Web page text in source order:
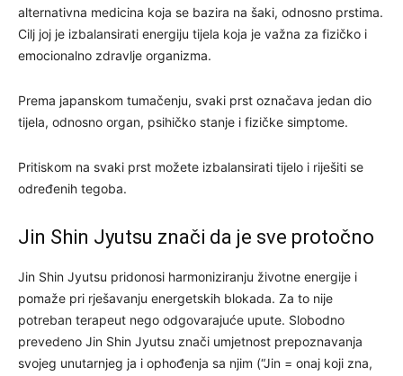
alternativna medicina koja se bazira na šaki, odnosno prstima.
Cilj joj je izbalansirati energiju tijela koja je važna za fizičko i
emocionalno zdravlje organizma.
Prema japanskom tumačenju, svaki prst označava jedan dio
tijela, odnosno organ, psihičko stanje i fizičke simptome.
Pritiskom na svaki prst možete izbalansirati tijelo i riješiti se
određenih tegoba.
Jin Shin Jyutsu znači da je sve protočno
Jin Shin Jyutsu pridonosi harmoniziranju životne energije i
pomaže pri rješavanju energetskih blokada. Za to nije
potreban terapeut nego odgovarajuće upute. Slobodno
prevedeno Jin Shin Jyutsu znači umjetnost prepoznavanja
svojeg unutarnjeg ja i ophođenja sa njim (“Jin = onaj koji zna,